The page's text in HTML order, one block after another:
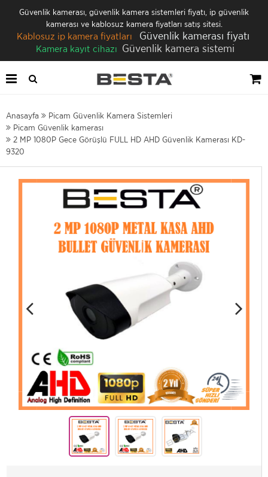
Güvenlik kamerası, güvenlik kamera sistemleri fiyatı, ip güvenlik
kamerası ve kablosuz kamera fiyatları satış sitesi.
Kablosuz ip kamera fiyatları Güvenlik kamerası fiyatı
Kamera kayıt cihazı Güvenlik kamera sistemi
Anasayfa
Picam Güvenlik Kamera Sistemleri
Picam Güvenlik kamerası
2 MP 1080P Gece Görüşlü FULL HD AHD Güvenlik Kamerası KD-
9320